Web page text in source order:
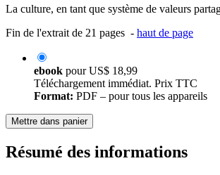
La culture, en tant que système de valeurs
Fin de l'extrait de 21 pages - haut de page
ebook pourUS$ 18,99
Téléchargement immédiat. Prix TTC
Format: PDF – pour tous les appareils
Mettre dans panier
Résumé des informations